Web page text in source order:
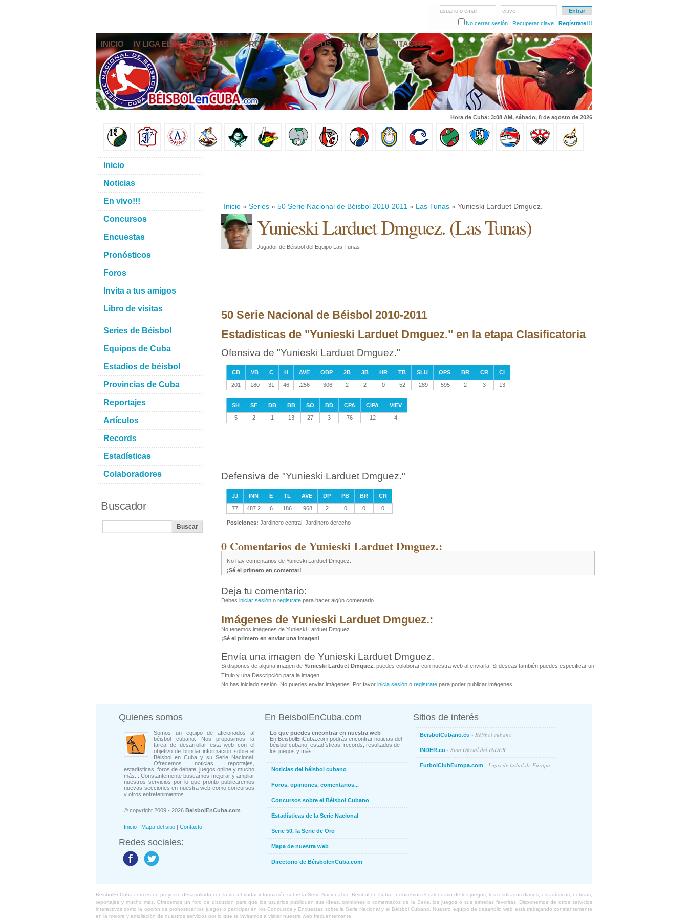
usuario o email
clave
No cerrar sesión
Recuperar clave Regístrate!!!
INICIO IV LIGA ELITE NOTICIAS FOROS PRONÓSTICOS EN VIVO CONTACTO
Hora de Cuba: 3:08 AM, sábado, 8 de agosto de 2026
Inicio » Series » 50 Serie Nacional de Béisbol 2010-2011 » Las Tunas » Yunieski Larduet Dmguez.
Yunieski Larduet Dmguez.(Las Tunas)
Jugador de Béisbol del Equipo Las Tunas
50 Serie Nacional de Béisbol 2010-2011
Estadísticas de "Yunieski Larduet Dmguez." en la etapa Clasificatoria
Ofensiva de "Yunieski Larduet Dmguez."
CB VB C H AVE OBP 2B 3B HR TB SLU OPS BR CR
CI
201
180 31 46 .256 .306 2 2 0 52 .289 .595 2 3 13
SH SF DB BB SO BD CPA CIPA
VIEV
5
2 1 13 27 3 76 12 4
Defensiva de "Yunieski Larduet Dmguez."
JJ INN E TL AVE DP PB BR
CR
77
487.2 6 186 .968 2 0 0 0
Posiciones: Jardinero central, Jardinero derecho
0 Comentarios de Yunieski Larduet Dmguez.:
No hay comentarios de Yunieski Larduet Dmguez.
¡Sé el primero en comentar!
Deja tu comentario:
Debes iniciar sesión o registrate para hacer algún comentario.
Imágenes de Yunieski Larduet Dmguez.:
No tenemos imágenes de Yunieski Larduet Dmguez.
¡Sé el primero en enviar una imagen!
Envía una imagen de Yunieski Larduet Dmguez.
Si dispones de alguna imagen de Yunieski Larduet Dmguez. puedes colaborar con nuestra web al enviarla. Si deseas también puedes especificar un
Título y una Descripción para la imagen.
No has iniciado sesión. No puedes enviar imágenes. Por favor inicia sesión o registrate para poder publicar imágenes.
Inicio
Noticias
En vivo!!!
Concursos
Encuestas
Pronósticos
Foros
Invita a tus amigos
Libro de visitas
Series de Béisbol
Equipos de Cuba
Estadios de béisbol
Provincias de Cuba
Reportajes
Artículos
Records
Estadísticas
Colaboradores
Buscador
Quienes somos
Somos un equipo de aficionados al
béisbol cubano. Nos propusimos la
tarea de desarrollar esta web con el
objetivo de brindar información sobre el
Béisbol en Cuba y su Serie Nacional.
Ofrecemos noticias, reportajes,
estadísticas, foros de debate, juegos online y mucho
más... Constantemente buscamos mejorar y ampliar
nuestros servicios por lo que pronto publicaremos
nuevas secciones en nuestra web como concursos
y otros entretenimientos.
© copyright 2009 - 2026 BeisbolEnCuba.com
Inicio | Mapa del sitio | Contacto
Redes sociales:
En BeisbolEnCuba.com
Lo que puedes encontrar en nuestra web
En BeisbolEnCuba.com podrás encontrar noticias del
béisbol cubano, estadísticas, records, resultados de
los juegos y más...
Noticias del béisbol cubano
Foros, opiniones, comentarios...
Concursos sobre el Béisbol Cubano
Estadísticas de la Serie Nacional
Serie 50, la Serie de Oro
Mapa de nuestra web
Directorio de BéisbolenCuba.com
Sitios de interés
BeisbolCubano.cu - Béisbol cubano
INDER.cu - Sitio Oficial del INDER
FutbolClubEuropa.com - Ligas de futbol de Europa
BeisbolEnCuba.com es un proyecto desarrollado con la idea brindar información sobre la Serie Nacional de Béisbol en Cuba. Incluiremos el calendario de los juegos, los resultados diarios, estadísticas, noticias,
reportajes y mucho más. Ofrecemos un foro de discusión para que los usuarios publiquen sus ideas, opiniones o comentarios de la Serie, los juegos o sus estrellas favoritas. Disponemos de otros servicios
interactivos como la opción de pronosticar los juegos o participar en los Concursos y Encuestas sobre la Serie Nacional y el Béisbol Cubano. Nuestro equipo de desarrollo web está trabajando constantemente
en la mejora y ampliación de nuestros servicios por lo que te invitamos a visitar nuestra web frecuentemente.